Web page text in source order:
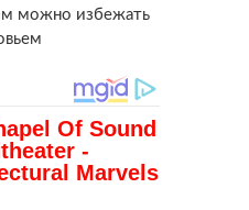
можно избежать